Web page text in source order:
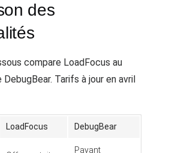
des
compare LoadFocus au
Tarifs à jour en avril
LoadFocus DebugBear
Payant